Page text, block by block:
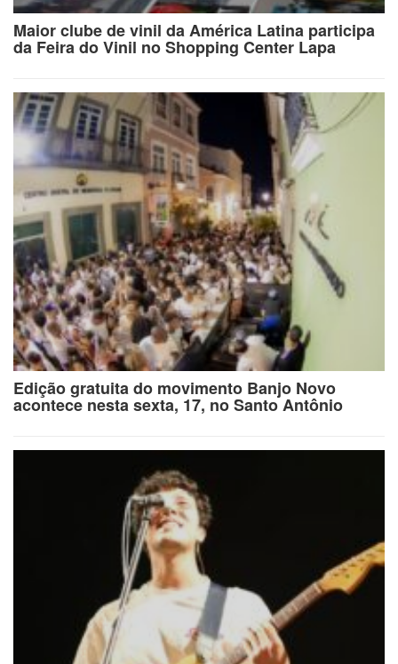
Maior clube de vinil da América Latina participa
da Feira do Vinil no Shopping Center Lapa
Edição gratuita do movimento Banjo Novo
acontece nesta sexta, 17, no Santo Antônio